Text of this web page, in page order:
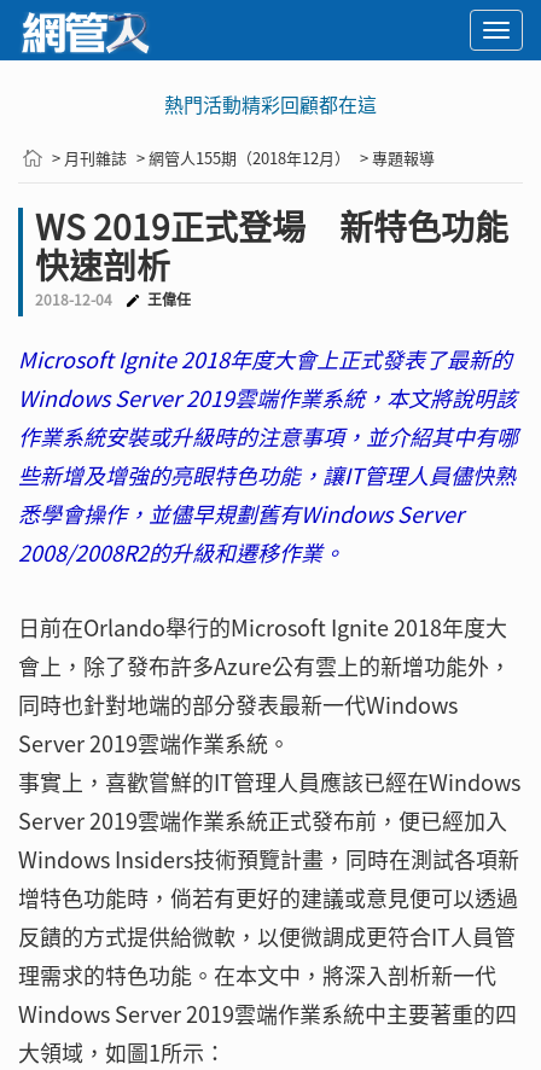
熱門活動精彩回顧都在這
> 月刊雜誌 > 網管人155期（2018年12月） > 專題報導
WS 2019正式登場 新特色功能
快速剖析
2018-12-04 王偉任
Microsoft Ignite 2018年度大會上正式發表了最新的
Windows Server 2019雲端作業系統，本文將說明該
作業系統安裝或升級時的注意事項，並介紹其中有哪
些新增及增強的亮眼特色功能，讓IT管理人員儘快熟
悉學會操作，並儘早規劃舊有Windows Server
2008/2008R2的升級和遷移作業。
日前在Orlando舉行的Microsoft Ignite 2018年度大
會上，除了發布許多Azure公有雲上的新增功能外，
同時也針對地端的部分發表最新一代Windows
Server 2019雲端作業系統。
事實上，喜歡嘗鮮的IT管理人員應該已經在Windows
Server 2019雲端作業系統正式發布前，便已經加入
Windows Insiders技術預覽計畫，同時在測試各項新
增特色功能時，倘若有更好的建議或意見便可以透過
反饋的方式提供給微軟，以便微調成更符合IT人員管
理需求的特色功能。在本文中，將深入剖析新一代
Windows Server 2019雲端作業系統中主要著重的四
大領域，如圖1所示：